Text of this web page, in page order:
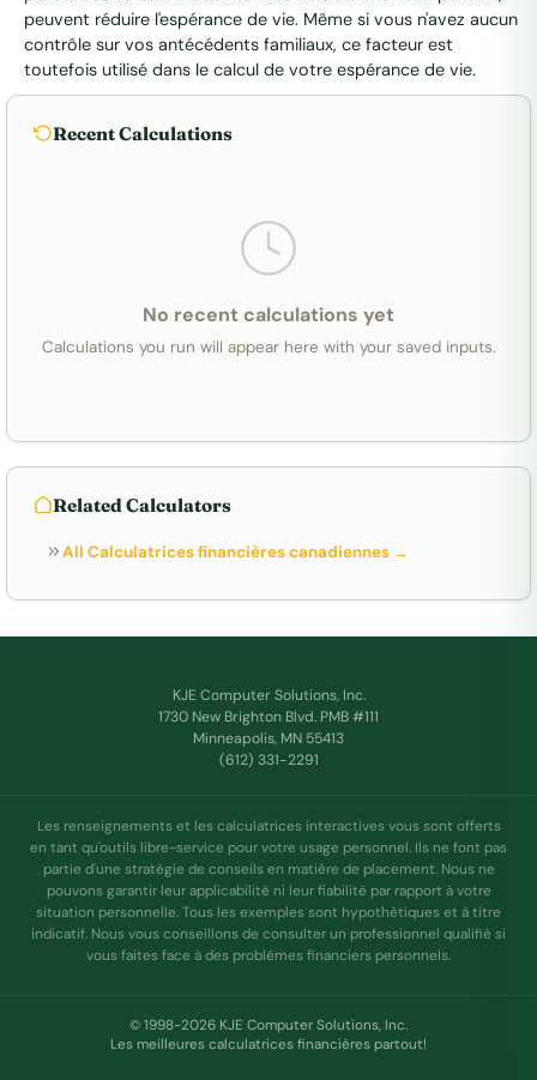
peuvent réduire l'espérance de vie. Même si vous n'avez aucun
contrôle sur vos antécédents familiaux, ce facteur est
toutefois utilisé dans le calcul de votre espérance de vie.
Recent Calculations
No recent calculations yet
Calculations you run will appear here with your saved inputs.
Related Calculators
All Calculatrices financières canadiennes →
KJE Computer Solutions, Inc.
1730 New Brighton Blvd. PMB #111
Minneapolis, MN 55413
(612) 331-2291
Les renseignements et les calculatrices interactives vous sont offerts
en tant qu'outils libre-service pour votre usage personnel. Ils ne font pas
partie d'une stratègie de conseils en matiére de placement. Nous ne
pouvons garantir leur applicabilitè ni leur fiabilitè par rapport à votre
situation personnelle. Tous les exemples sont hypothètiques et à titre
indicatif. Nous vous conseillons de consulter un professionnel qualifiè si
vous faites face à des problémes financiers personnels.
© 1998-2026 KJE Computer Solutions, Inc.
Les meilleures calculatrices financières partout!